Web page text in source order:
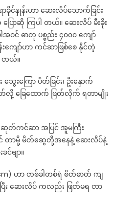
ခိုင်နှုန်းဟာ ဆေးလိပ်သောက်ခြင်း
ောဆို ကြပါ တယ်။ ဆေးလိပ် မီးခိုး
ဝင် ဓာတု ပစ္စည်း ၄၀၀၀ ကျော်
န်းကျော်ဟာ ကင်ဆာဖြစ်စေ နိုင်တဲ့
တယ်။
းကြော ပိတ်ခြင်း၊ ဦးနှောက်
တ်လို့ ခြေထောက် ဖြတ်လိုက် ရတာမျိုး
ဆုတ်ကင်ဆာ အပြင် အူမကြီး
င် တာမို့ မိတ်ဆွေတို့အနေနဲ့ ဆေးလိပ်နဲ့
င်ဗျာ။
ဟာ တစ်ခါတစ်ရံ စိတ်ဓာတ် ကျ
ပြီး ဆေးလိပ် ကလည်း ဖြတ်မရ တာ